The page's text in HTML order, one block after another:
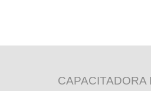
CAPACITADORA